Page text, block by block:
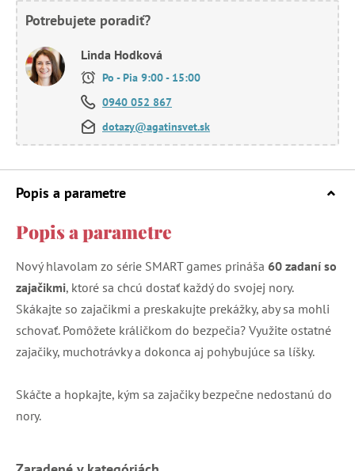
Potrebujete poradiť?
Linda Hodková
Po - Pia 9:00 - 15:00
0940 052 867
dotazy@agatinsvet.sk
Popis a parametre
Popis a parametre
Nový hlavolam zo série SMART games prináša 60 zadaní so
zajačikmi, ktoré sa chcú dostať každý do svojej nory.
Skákajte so zajačikmi a preskakujte prekážky, aby sa mohli
schovať. Pomôžete králičkom do bezpečia? Využite ostatné
zajačiky, muchotrávky a dokonca aj pohybujúce sa líšky.
Skáčte a hopkajte, kým sa zajačiky bezpečne nedostanú do
nory.